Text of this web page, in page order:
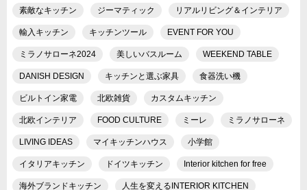
素敵なキッチン ジーマティック リアルリビング＆インテリア
輸入キッチン キッチンツール EVENT FOR YOU
ミラノサローネ2024 美しいバスルーム WEEKEND TABLE
DANISH DESIGN キッチンと選ぶ家具 食器洗い機
ビルトイン家電 北欧雑貨 カスタムキッチン
北欧インテリア FOOD CULTURE ミーレ ミラノサローネ
LIVING IDEAS マイキッチンハウス 小学館
イタリアキッチン ドイツキッチン Interior kitchen for free
海外ブランドキッチン 人生を変えるINTERIOR KITCHEN